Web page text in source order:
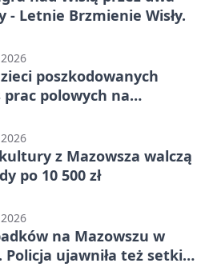
- Letnie Brzmienie Wisły.
poszkodowanych
prac polowych na
z Mazowsza walczą
po 10 500 zł
na Mazowszu w
Policja ujawniła też setki